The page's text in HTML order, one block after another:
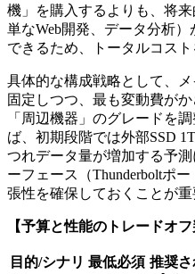
機」を購入するよりも、将
単なWeb開発、データ分析
できるため、トータルコス
具体的な構成戦略として、
固定しつつ、最も変動費が
「周辺機器」のグレードを
ば、初期段階では外部SSD
つれデータ量が増加する予
ーフェース（Thunderboltポ
張性を確保しておくことが重
【予算と性能のトレードオ
目的/シナリ 最低必須 推奨さ